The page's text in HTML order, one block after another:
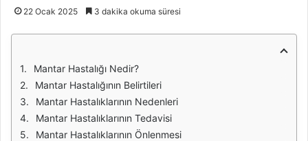
22 Ocak 2025 3 dakika okuma süresi
Mantar Hastalığı Nedir?
Mantar Hastalığının Belirtileri
Mantar Hastalıklarının Nedenleri
Mantar Hastalıklarının Tedavisi
Mantar Hastalıklarının Önlenmesi